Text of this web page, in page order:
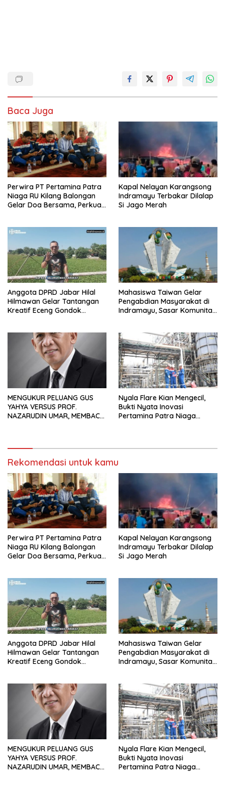
Baca Juga
Perwira PT Pertamina Patra
Niaga RU Kilang Balongan
Gelar Doa Bersama, Perkuat
Kapal Nelayan Karangsong
Indramayu Terbakar Dilalap
Si Jago Merah
Anggota DPRD Jabar Hilal
Hilmawan Gelar Tantangan
Kreatif Eceng Gondok
Mahasiswa Taiwan Gelar
Pengabdian Masyarakat di
Indramayu, Sasar Komunitas
MENGUKUR PELUANG GUS
YAHYA VERSUS PROF.
NAZARUDIN UMAR, MEMBACA
Nyala Flare Kian Mengecil,
Bukti Nyata Inovasi
Pertamina Patra Niaga
Rekomendasi untuk kamu
Perwira PT Pertamina Patra
Niaga RU Kilang Balongan
Gelar Doa Bersama, Perkuat
Kapal Nelayan Karangsong
Indramayu Terbakar Dilalap
Si Jago Merah
Anggota DPRD Jabar Hilal
Hilmawan Gelar Tantangan
Kreatif Eceng Gondok
Mahasiswa Taiwan Gelar
Pengabdian Masyarakat di
Indramayu, Sasar Komunitas
MENGUKUR PELUANG GUS
YAHYA VERSUS PROF.
NAZARUDIN UMAR, MEMBACA
Nyala Flare Kian Mengecil,
Bukti Nyata Inovasi
Pertamina Patra Niaga